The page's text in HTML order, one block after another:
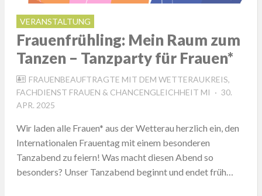
VERANSTALTUNG
Frauenfrühling: Mein Raum zum
Tanzen – Tanzparty für Frauen*
FRAUENBEAUFTRAGTE MIT DEM WETTERAUKREIS,
FACHDIENST FRAUEN & CHANCENGLEICHHEIT MI
POSTED
30.
APR. 2025
Wir laden alle Frauen* aus der Wetterau herzlich ein, den
Internationalen Frauentag mit einem besonderen
Tanzabend zu feiern! Was macht diesen Abend so
besonders? Unser Tanzabend beginnt und endet früh…